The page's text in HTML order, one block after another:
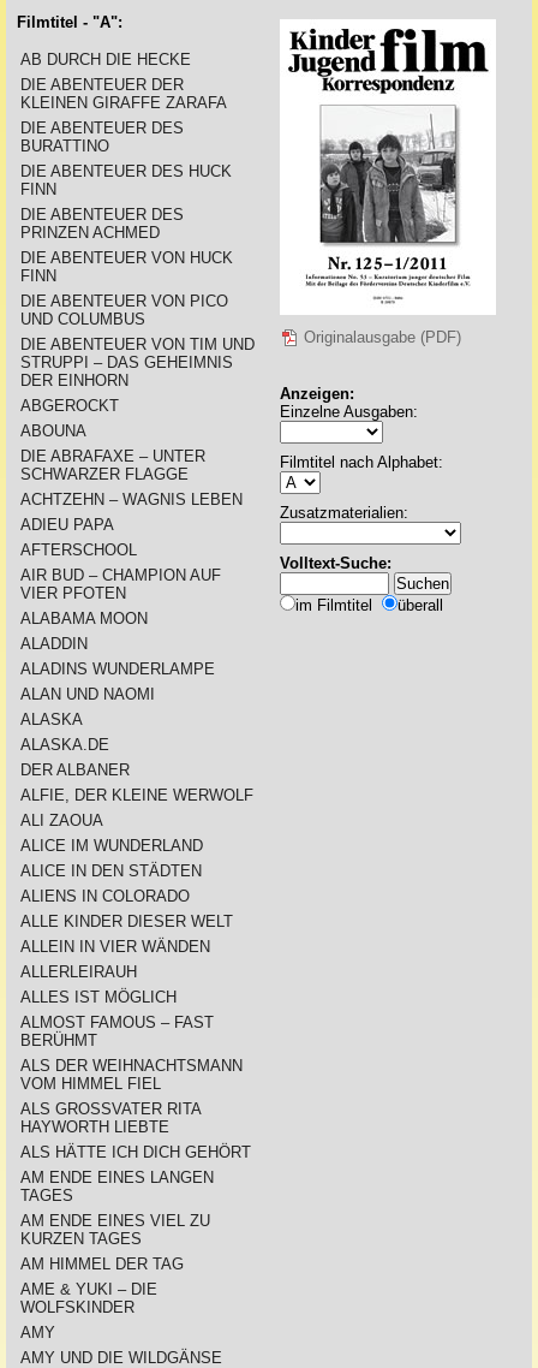
Filmtitel - "A":
AB DURCH DIE HECKE
DIE ABENTEUER DER
KLEINEN GIRAFFE ZARAFA
DIE ABENTEUER DES
BURATTINO
DIE ABENTEUER DES HUCK
FINN
DIE ABENTEUER DES
PRINZEN ACHMED
DIE ABENTEUER VON HUCK
FINN
DIE ABENTEUER VON PICO
UND COLUMBUS
DIE ABENTEUER VON TIM UND
STRUPPI – DAS GEHEIMNIS
DER EINHORN
ABGEROCKT
ABOUNA
DIE ABRAFAXE – UNTER
SCHWARZER FLAGGE
ACHTZEHN – WAGNIS LEBEN
ADIEU PAPA
AFTERSCHOOL
AIR BUD – CHAMPION AUF
VIER PFOTEN
ALABAMA MOON
ALADDIN
ALADINS WUNDERLAMPE
ALAN UND NAOMI
ALASKA
ALASKA.DE
DER ALBANER
ALFIE, DER KLEINE WERWOLF
ALI ZAOUA
ALICE IM WUNDERLAND
ALICE IN DEN STÄDTEN
ALIENS IN COLORADO
ALLE KINDER DIESER WELT
ALLEIN IN VIER WÄNDEN
ALLERLEIRAUH
ALLES IST MÖGLICH
ALMOST FAMOUS – FAST
BERÜHMT
ALS DER WEIHNACHTSMANN
VOM HIMMEL FIEL
ALS GROSSVATER RITA
HAYWORTH LIEBTE
ALS HÄTTE ICH DICH GEHÖRT
AM ENDE EINES LANGEN
TAGES
AM ENDE EINES VIEL ZU
KURZEN TAGES
AM HIMMEL DER TAG
AME & YUKI – DIE
WOLFSKINDER
AMY
AMY UND DIE WILDGÄNSE
Originalausgabe (PDF)
Anzeigen:
Einzelne Ausgaben:
Filmtitel nach Alphabet:
Zusatzmaterialien:
Volltext-Suche:
im Filmtitel überall